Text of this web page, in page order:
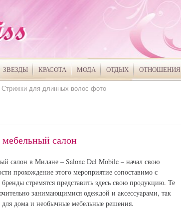
ЗВЕЗДЫ КРАСОТА МОДА ОТДЫХ ОТНОШЕНИЯ
Стрижки для длинных волос фото
салон
салон в Милане – Salone Del Mobile – начал свою
прохождение этого мероприятие сопоставимо с
стремятся представить здесь свою продукцию. Те
занимающимися одеждой и аксессуарами, так
дома и необычные мебельные решения.